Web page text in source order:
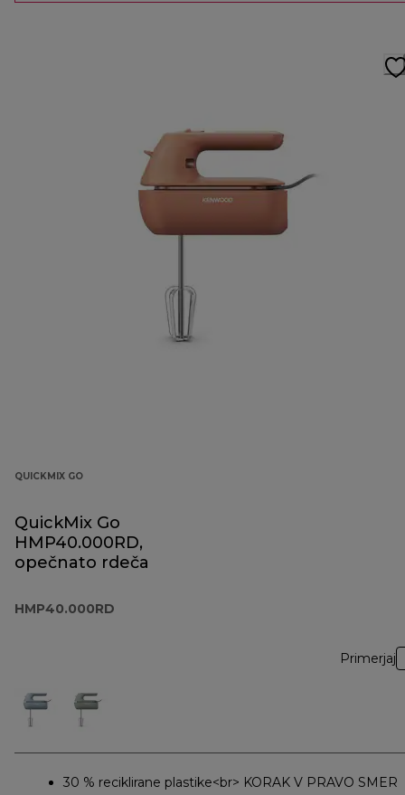
QUICKMIX GO
QuickMix Go
HMP40.000RD,
opečnato rdeča
HMP40.000RD
Primerjaj
30 % reciklirane plastike<br> KORAK V PRAVO SMER